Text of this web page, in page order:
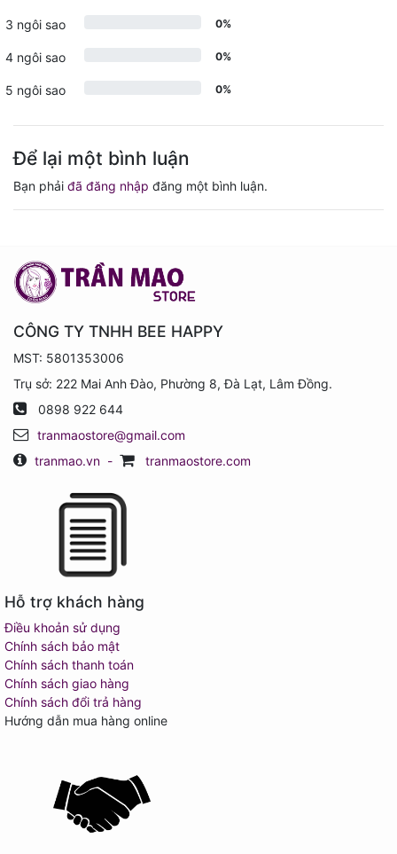
3 ngôi sao 0%
4 ngôi sao 0%
5 ngôi sao 0%
Để lại một bình luận
Bạn phải đã đăng nhập đăng một bình luận.
CÔNG TY TNHH BEE HAPPY
MST: 5801353006
Trụ sở: 222 Mai Anh Đào, Phường 8, Đà Lạt, Lâm Đồng.
0898 922 644
tranmaostore@gmail.com
tranmao.vn - tranmaostore.com
Hỗ trợ khách hàng
Điều khoản sử dụng
Chính sách bảo mật
Chính sách thanh toán
Chính sách giao hàng
Chính sách đổi trả hàng
Hướng dẫn mua hàng online